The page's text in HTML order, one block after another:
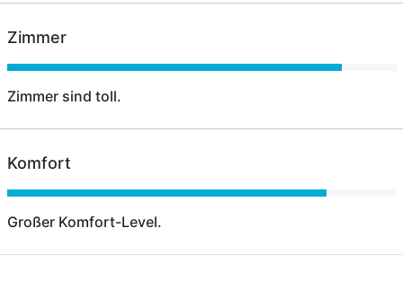
Zimmer
Zimmer sind toll.
Komfort
Großer Komfort-Level.